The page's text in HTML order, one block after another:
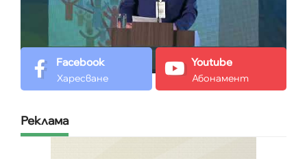
Facebook
Харесване
Youtube
Абонамент
Реклама